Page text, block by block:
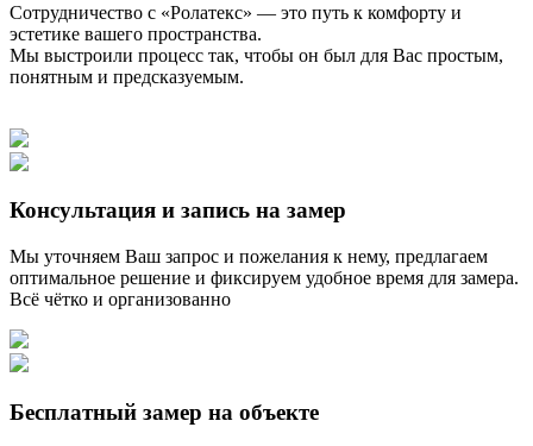
Сотрудничество с «Ролатекс» — это путь к комфорту и
эстетике вашего пространства.
Мы выстроили процесс так, чтобы он был для Вас простым,
понятным и предсказуемым.
Консультация и запись на замер
Мы уточняем Ваш запрос и пожелания к нему, предлагаем
оптимальное решение и фиксируем удобное время для замера.
Всё чётко и организованно
Бесплатный замер на объекте